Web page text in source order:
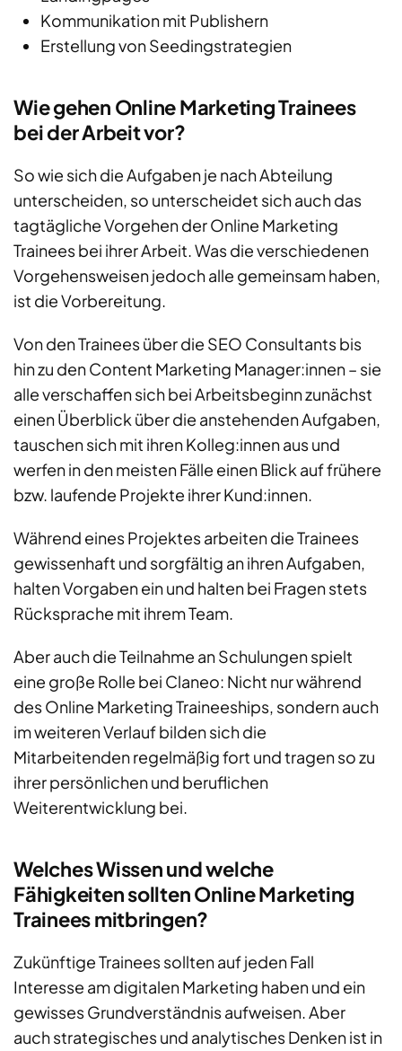
Kommunikation mit Publishern
Erstellung von Seedingstrategien
Wie gehen Online Marketing Trainees
bei der Arbeit vor?
So wie sich die Aufgaben je nach Abteilung
unterscheiden, so unterscheidet sich auch das
tagtägliche Vorgehen der Online Marketing
Trainees bei ihrer Arbeit. Was die verschiedenen
Vorgehensweisen jedoch alle gemeinsam haben,
ist die Vorbereitung.
Von den Trainees über die SEO Consultants bis
hin zu den Content Marketing Manager:innen – sie
alle verschaffen sich bei Arbeitsbeginn zunächst
einen Überblick über die anstehenden Aufgaben,
tauschen sich mit ihren Kolleg:innen aus und
werfen in den meisten Fälle einen Blick auf frühere
bzw. laufende Projekte ihrer Kund:innen.
Während eines Projektes arbeiten die Trainees
gewissenhaft und sorgfältig an ihren Aufgaben,
halten Vorgaben ein und halten bei Fragen stets
Rücksprache mit ihrem Team.
Aber auch die Teilnahme an Schulungen spielt
eine große Rolle bei Claneo: Nicht nur während
des Online Marketing Traineeships, sondern auch
im weiteren Verlauf bilden sich die
Mitarbeitenden regelmäßig fort und tragen so zu
ihrer persönlichen und beruflichen
Weiterentwicklung bei.
Welches Wissen und welche
Fähigkeiten sollten Online Marketing
Trainees mitbringen?
Zukünftige Trainees sollten auf jeden Fall
Interesse am digitalen Marketing haben und ein
gewisses Grundverständnis aufweisen. Aber
auch strategisches und analytisches Denken ist in